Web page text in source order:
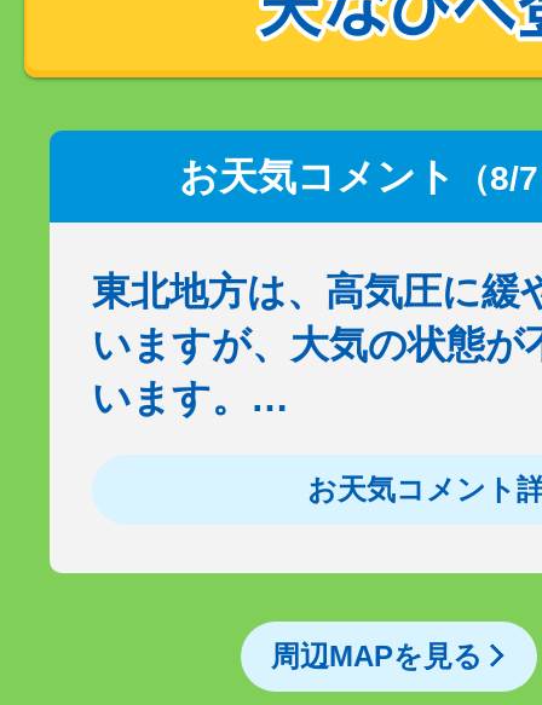
お天気コメント （8/
東北地方は、高気圧に緩
いますが、大気の状態が
います。…
お天気コメント
周辺MAPを見る